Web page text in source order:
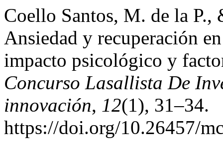
Coello Santos, M. de la P.,
Ansiedad y recuperación
impacto psicológico y
Concurso Lasallista De
innovación, 12(1), 31–34.
https://doi.org/10.26457/